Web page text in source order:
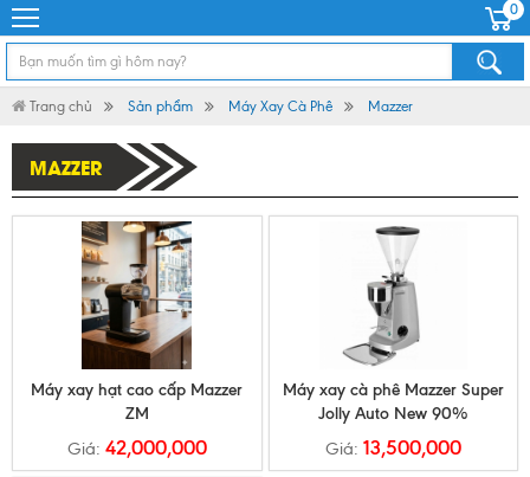
0
Trang chủ Sản phẩm Máy Xay Cà Phê Mazzer
MAZZER
Máy xay hạt cao cấp Mazzer
ZM
Giá: 42,000,000
Máy xay cà phê Mazzer Super
Jolly Auto New 90%
Giá: 13,500,000